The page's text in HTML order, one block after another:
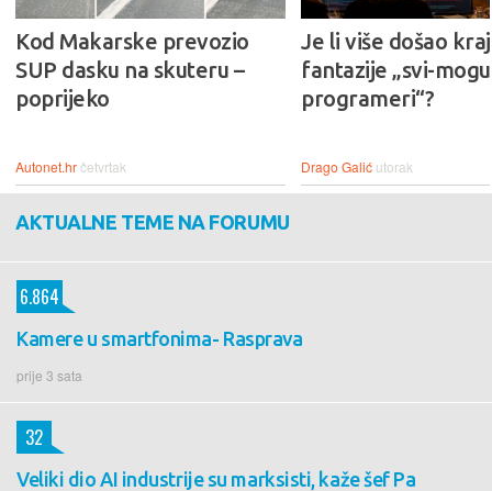
Kod Makarske prevozio
SUP dasku na skuteru –
poprijeko
Autonet.hrčetvrtak
Je li više došao kraj
fantazije „svi-
programeri“?
Drago Galić utorak
AKTUALNE TEME NA FORUMU
Kamere u smartfonima- Rasprava
prije 3 sata
6.864
Veliki dio AI industrije su marksisti, kaže šef Pa
32